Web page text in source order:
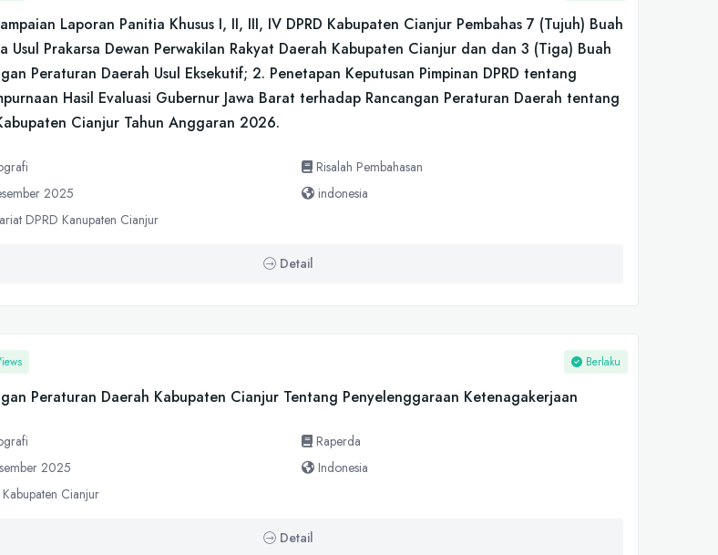
Laporan Panitia Khusus I, II, III, IV DPRD Kabupaten Cianjur Pembahas 7 (Tujuh) Buah
Usul Prakarsa Dewan Perwakilan Rakyat Daerah Kabupaten Cianjur dan dan 3 (Tiga) Buah
Peraturan Daerah Usul Eksekutif; 2. Penetapan Keputusan Pimpinan DPRD tentang
Hasil Evaluasi Gubernur Jawa Barat terhadap Rancangan Peraturan Daerah tentang
Cianjur Tahun Anggaran 2026.
Risalah Pembahasan
2025
indonesia
DPRD Kanupaten Cianjur
Detail
Berlaku
Peraturan Daerah Kabupaten Cianjur Tentang Penyelenggaraan Ketenagakerjaan
Raperda
2025
Indonesia
Cianjur
Detail